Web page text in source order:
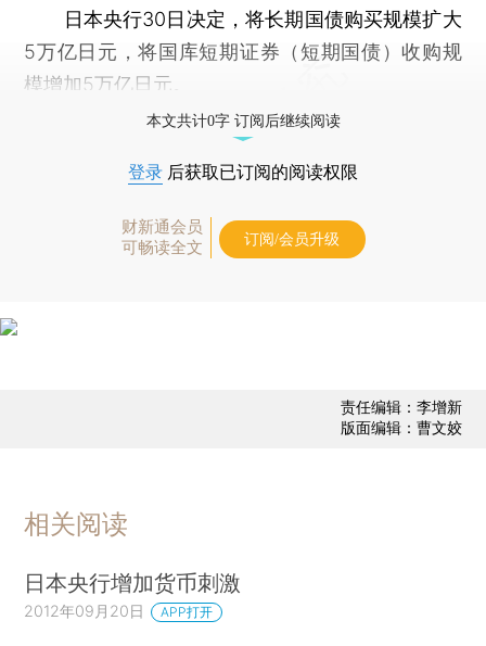
日本央行30日决定，将长期国债购买规模扩大
5万亿日元，将国库短期证券（短期国债）收购规
模增加5万亿日元。
本文共计0字 订阅后继续阅读
登录 后获取已订阅的阅读权限
财新通会员
可畅读全文
订阅/会员升级
责任编辑：李增新
版面编辑：曹文姣
相关阅读
日本央行增加货币刺激
2012年09月20日 APP打开